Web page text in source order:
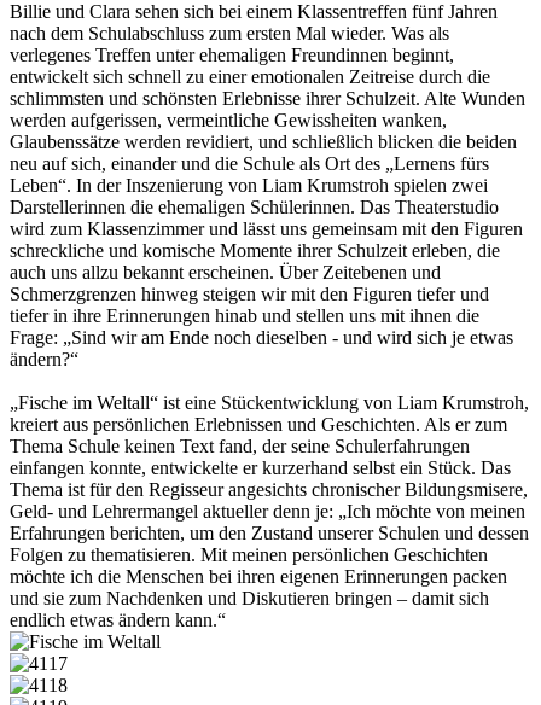
Billie und Clara sehen sich bei einem Klassentreffen fünf Jahren
nach dem Schulabschluss zum ersten Mal wieder. Was als
verlegenes Treffen unter ehemaligen Freundinnen beginnt,
entwickelt sich schnell zu einer emotionalen Zeitreise durch die
schlimmsten und schönsten Erlebnisse ihrer Schulzeit. Alte Wunden
werden aufgerissen, vermeintliche Gewissheiten wanken,
Glaubenssätze werden revidiert, und schließlich blicken die beiden
neu auf sich, einander und die Schule als Ort des „Lernens fürs
Leben“. In der Inszenierung von Liam Krumstroh spielen zwei
Darstellerinnen die ehemaligen Schülerinnen. Das Theaterstudio
wird zum Klassenzimmer und lässt uns gemeinsam mit den Figuren
schreckliche und komische Momente ihrer Schulzeit erleben, die
auch uns allzu bekannt erscheinen. Über Zeitebenen und
Schmerzgrenzen hinweg steigen wir mit den Figuren tiefer und
tiefer in ihre Erinnerungen hinab und stellen uns mit ihnen die
Frage: „Sind wir am Ende noch dieselben - und wird sich je etwas
ändern?“
„Fische im Weltall“ ist eine Stückentwicklung von Liam Krumstroh,
kreiert aus persönlichen Erlebnissen und Geschichten. Als er zum
Thema Schule keinen Text fand, der seine Schulerfahrungen
einfangen konnte, entwickelte er kurzerhand selbst ein Stück. Das
Thema ist für den Regisseur angesichts chronischer Bildungsmisere,
Geld- und Lehrermangel aktueller denn je: „Ich möchte von meinen
Erfahrungen berichten, um den Zustand unserer Schulen und dessen
Folgen zu thematisieren. Mit meinen persönlichen Geschichten
möchte ich die Menschen bei ihren eigenen Erinnerungen packen
und sie zum Nachdenken und Diskutieren bringen – damit sich
endlich etwas ändern kann.“